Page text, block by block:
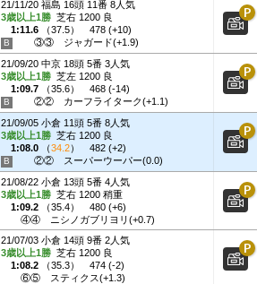
21/11/20 福島 16頭 11番 8人気
3歳以上1勝 芝右 1200 良
1:11.6 （37.5）
478 (+10)
③③
ジャガード(+1.9)
21/09/20 中京 18頭 5番 3人気
3歳以上1勝 芝左 1200 良
1:09.7 （35.6）
468 (-14)
②②
カーフライターク(+1.1)
21/09/05 小倉 11頭 5番 8人気
3歳以上1勝 芝右 1200 良
1:08.0 （34.2）
482 (+2)
②②
スーパーウーパー(0.0)
21/08/22 小倉 13頭 5番 4人気
3歳以上1勝 芝右 1200 稍重
1:09.2 （35.4）
480 (+6)
④④
ニシノガブリヨリ(+0.7)
21/07/03 小倉 14頭 9番 2人気
3歳以上1勝 芝右 1200 良
1:08.2 （35.3）
474 (-2)
⑥⑤
スティクス(+1.3)